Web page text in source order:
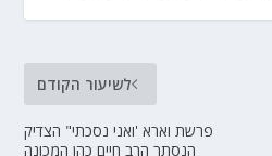
לשיעור הקודם
פרשת וארא 'ואני נסכתי" הצדיק
הנסתר הרב חיים כהן המכונה